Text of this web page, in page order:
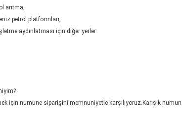
arıtma,
petrol platformları,
aydınlatması için diğer yerler.
için numune siparişini memnuniyetle karşılıyoruz.Karışık